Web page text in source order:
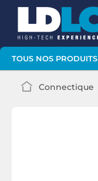
TOUS NOS PRODUITS
Connectique